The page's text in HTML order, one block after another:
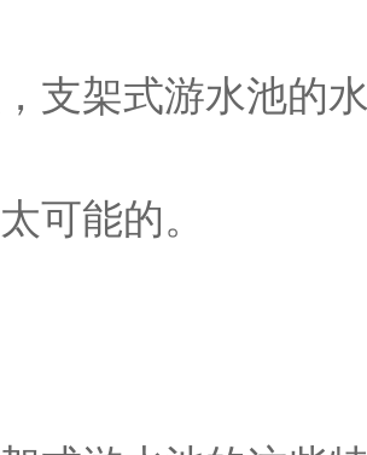
支架式游水池的
可能的。